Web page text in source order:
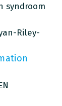
syndroom
Riley-